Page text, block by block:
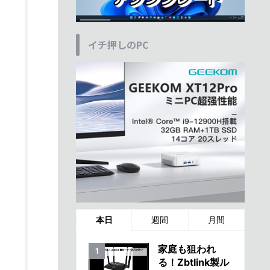
イチ押しのPC
本日 週間 月間
家庭も狙われ
る！Zbtlink製ル